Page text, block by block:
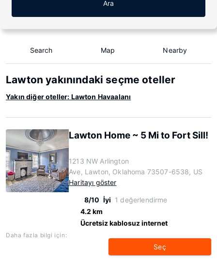
Ara
Search Map Nearby
Lawton yakınındaki seçme oteller
Yakın diğer oteller: Lawton Havaalanı
Lawton Home ~ 5 Mi to Fort Sill!
1213 NW Arlington
Ave, Lawton, Oklahoma 73507-6538, US
Haritayı göster
8/10 İyi 1 değerlendirme
4.2 km
Ücretsiz kablosuz internet
Daha fazla bilgi için:
Seç